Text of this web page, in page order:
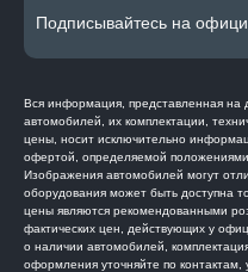
Подписывайтесь на
Вся информация, представленная на
автомобилей, их комплектации,
цены, носит исключительно
офертой, определяемой положениями
Изображения автомобилей могут
оборудования может быть доступна
цены являются рекомендованными
фактических цен, действующих у
о наличии автомобилей,
оформления уточняйте по контактам,